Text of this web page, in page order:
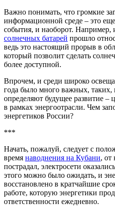
Важно понимать, что громкие
информационной среде – это
события, и наоборот. Например,
солнечных батарей прошло
ведь это настоящий прорыв в
который позволит сделать
более доступной.
Впрочем, и среди широко
года было много важных, таких,
определяют будущее развитие
в рамках энергоотрасли. Чем
энергетиков России?
***
Начать, пожалуй, следует с
время наводнения на Кубани, от
пострадал, электросети
этого можно было ожидать, и
восстановлено в кратчайшие
работе, которую энергетики
ответственности ежедневно.